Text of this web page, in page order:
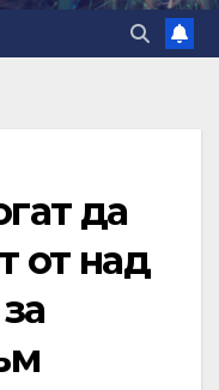
да
от над